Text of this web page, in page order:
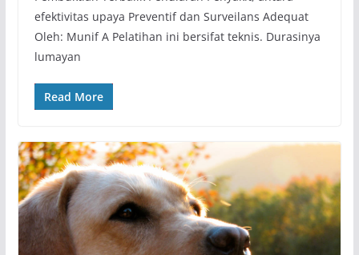
efektivitas upaya Preventif dan Surveilans Adequat
Oleh: Munif A Pelatihan ini bersifat teknis. Durasinya
lumayan
Read More